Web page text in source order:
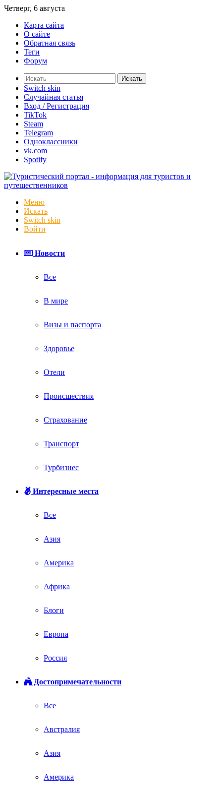
Четверг, 6 августа
Карта сайта
О сайте
Обратная связь
Теги
Форум
Искать
Switch skin
Случайная статья
Вход / Регистрация
TikTok
Steam
Telegram
Одноклассники
vk.com
Spotify
Меню
Искать
Switch skin
Войти
Новости
Все
В мире
Визы и паспорта
Здоровье
Отели
Происшествия
Страхование
Транспорт
Турбизнес
Интересные места
Все
Азия
Америка
Африка
Блоги
Европа
Россия
Достопримечательности
Все
Австралия
Азия
Америка